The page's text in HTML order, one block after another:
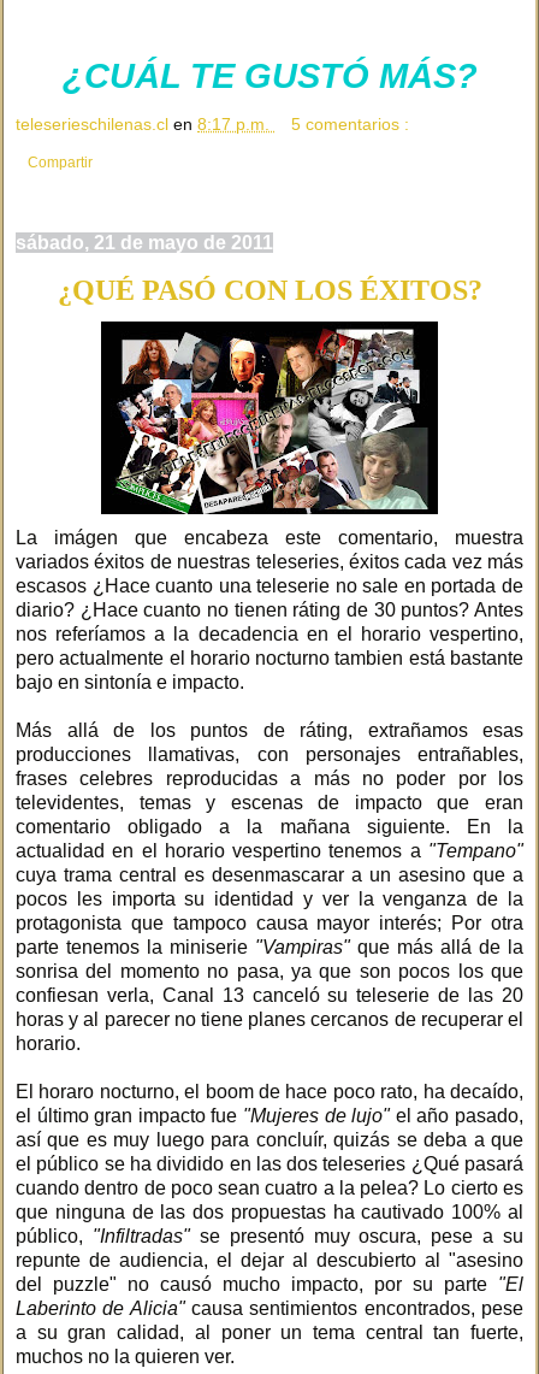
¿CUÁL TE GUSTÓ MÁS?
teleserieschilenas.cl en 8:17 p.m. 5 comentarios :
Compartir
sábado, 21 de mayo de 2011
¿QUÉ PASÓ CON LOS ÉXITOS?
La imágen que encabeza este comentario, muestra
variados éxitos de nuestras teleseries, éxitos cada vez más
escasos ¿Hace cuanto una teleserie no sale en portada de
diario? ¿Hace cuanto no tienen ráting de 30 puntos? Antes
nos referíamos a la decadencia en el horario vespertino,
pero actualmente el horario nocturno tambien está bastante
bajo en sintonía e impacto.
Más allá de los puntos de ráting, extrañamos esas
producciones llamativas, con personajes entrañables,
frases celebres reproducidas a más no poder por los
televidentes, temas y escenas de impacto que eran
comentario obligado a la mañana siguiente. En la
actualidad en el horario vespertino tenemos a "Tempano"
cuya trama central es desenmascarar a un asesino que a
pocos les importa su identidad y ver la venganza de la
protagonista que tampoco causa mayor interés; Por otra
parte tenemos la miniserie "Vampiras"que más allá de la
sonrisa del momento no pasa, ya que son pocos los que
confiesan verla, Canal 13 canceló su teleserie de las 20
horas y al parecer no tiene planes cercanos de recuperar el
horario.
El horaro nocturno, el boom de hace poco rato, ha decaído,
el último gran impacto fue "Mujeres de lujo"el año pasado,
así que es muy luego para concluír, quizás se deba a que
el público se ha dividido en las dos teleseries ¿Qué pasará
cuando dentro de poco sean cuatro a la pelea? Lo cierto es
que ninguna de las dos propuestas ha cautivado 100% al
público, "Infiltradas"se presentó muy oscura, pese a su
repunte de audiencia, el dejar al descubierto al "asesino
del puzzle" no causó mucho impacto, por su parte "El
Laberinto de Alicia"causa sentimientos encontrados, pese
a su gran calidad, al poner un tema central tan fuerte,
muchos no la quieren ver.